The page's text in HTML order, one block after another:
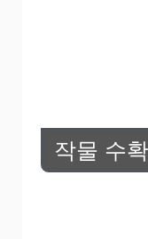
작물 수